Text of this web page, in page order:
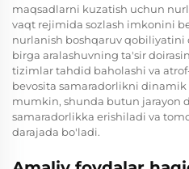
maqsadlarni kuzatish uchun
vaqt rejimida sozlash imkonini
nurlanish boshqaruv qobiliyatini
birga aralashuvning ta'sir
tizimlar tahdid baholashi va
bevosita samaradorlikni
mumkin, shunda butun jarayon
samaradorlikka erishiladi va
darajada bo'ladi.